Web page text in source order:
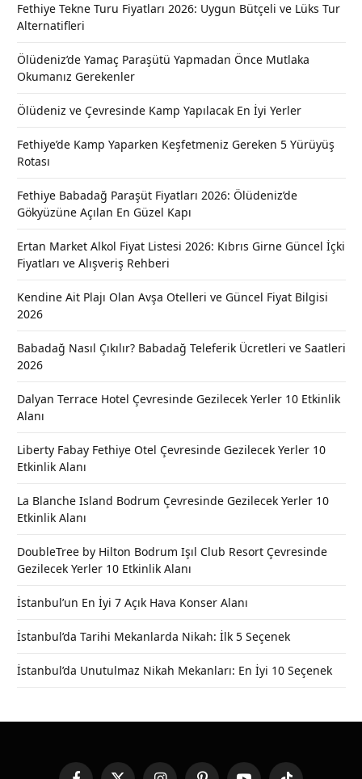
Fethiye Tekne Turu Fiyatları 2026: Uygun Bütçeli ve Lüks Tur
Alternatifleri
Ölüdeniz’de Yamaç Paraşütü Yapmadan Önce Mutlaka
Okumanız Gerekenler
Ölüdeniz ve Çevresinde Kamp Yapılacak En İyi Yerler
Fethiye’de Kamp Yaparken Keşfetmeniz Gereken 5 Yürüyüş
Rotası
Fethiye Babadağ Paraşüt Fiyatları 2026: Ölüdeniz’de
Gökyüzüne Açılan En Güzel Kapı
Ertan Market Alkol Fiyat Listesi 2026: Kıbrıs Girne Güncel İçki
Fiyatları ve Alışveriş Rehberi
Kendine Ait Plajı Olan Avşa Otelleri ve Güncel Fiyat Bilgisi
2026
Babadağ Nasıl Çıkılır? Babadağ Teleferik Ücretleri ve Saatleri
2026
Dalyan Terrace Hotel Çevresinde Gezilecek Yerler 10 Etkinlik
Alanı
Liberty Fabay Fethiye Otel Çevresinde Gezilecek Yerler 10
Etkinlik Alanı
La Blanche Island Bodrum Çevresinde Gezilecek Yerler 10
Etkinlik Alanı
DoubleTree by Hilton Bodrum Işıl Club Resort Çevresinde
Gezilecek Yerler 10 Etkinlik Alanı
İstanbul’un En İyi 7 Açık Hava Konser Alanı
İstanbul’da Tarihi Mekanlarda Nikah: İlk 5 Seçenek
İstanbul’da Unutulmaz Nikah Mekanları: En İyi 10 Seçenek